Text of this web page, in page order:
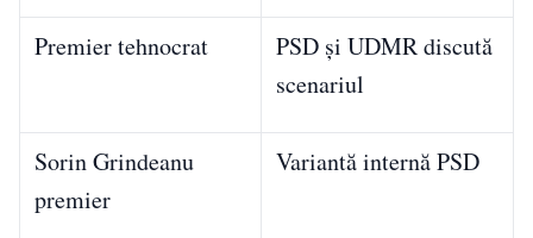
Premier tehnocrat
PSD și UDMR discută
scenariul
Sorin Grindeanu
premier
Variantă internă PSD